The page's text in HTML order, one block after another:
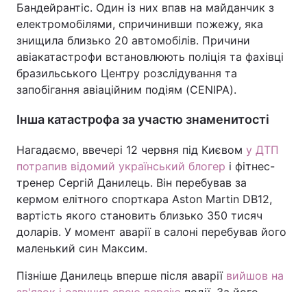
Бандейрантіс. Один із них впав на майданчик з
електромобілями, спричинивши пожежу, яка
знищила близько 20 автомобілів. Причини
авіакатастрофи встановлюють поліція та фахівці
бразильського Центру розслідування та
запобігання авіаційним подіям (CENIPA).
Інша катастрофа за участю знаменитості
Нагадаємо, ввечері 12 червня під Києвом у ДТП
потрапив відомий український блогер і фітнес-
тренер Сергій Данилець. Він перебував за
кермом елітного спорткара Aston Martin DB12,
вартість якого становить близько 350 тисяч
доларів. У момент аварії в салоні перебував його
маленький син Максим.
Пізніше Данилець вперше після аварії вийшов на